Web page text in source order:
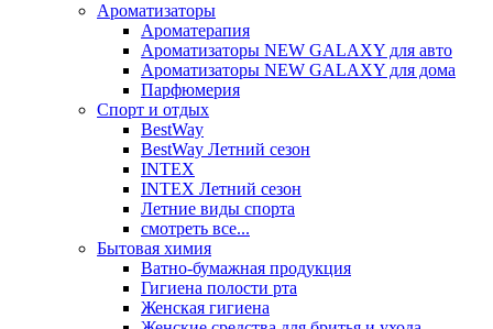
Ароматизаторы
Ароматерапия
Ароматизаторы NEW GALAXY для авто
Ароматизаторы NEW GALAXY для дома
Парфюмерия
Спорт и отдых
BestWay
BestWay Летний сезон
INTEX
INTEX Летний сезон
Летние виды спорта
смотреть все...
Бытовая химия
Ватно-бумажная продукция
Гигиена полости рта
Женская гигиена